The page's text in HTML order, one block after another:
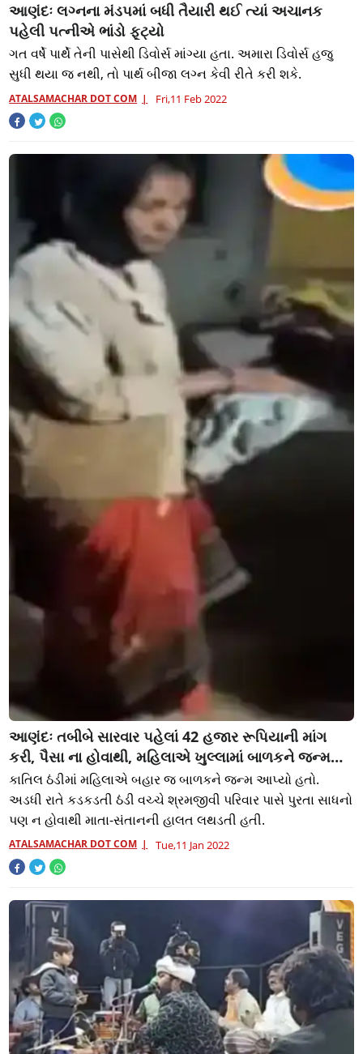
આણંદઃ લગ્નના મંડપમાં બધી તૈયારી થઈ ત્યાં અચાનક
પહેલી પત્નીએ ભાંડો ફૂટ્યો
ગત વર્ષે પાર્થે તેની પાસેથી ડિવોર્સ માંગ્યા હતા. અમારા ડિવોર્સ હજુ
સુધી થયા જ નથી, તો પાર્થ બીજા લગ્ન કેવી રીતે કરી શકે.
ATALSAMACHAR DOT COM Fri,11 Feb 2022
આણંદઃ તબીબે સારવાર પહેલાં 42 હજાર રૂપિયાની માંગ
કરી, પૈસા ના હોવાથી, મહિલાએ ખુલ્લામાં બાળકને જન્મ
આપ્યો
કાતિલ ઠંડીમાં મહિલાએ બહાર જ બાળકને જન્મ આપ્યો હતો.
અડધી રાતે કડકડતી ઠંડી વચ્ચે શ્રમજીવી પરિવાર પાસે પુરતા સાધનો
પણ ન હોવાથી માતા-સંતાનની હાલત લથડતી હતી.
ATALSAMACHAR DOT COM Tue,11 Jan 2022